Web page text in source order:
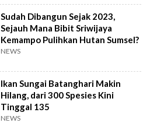
Sudah Dibangun Sejak 2023,
Sejauh Mana Bibit Sriwijaya
Kemampo Pulihkan Hutan Sumsel?
NEWS
Ikan Sungai Batanghari Makin
Hilang, dari 300 Spesies Kini
Tinggal 135
NEWS